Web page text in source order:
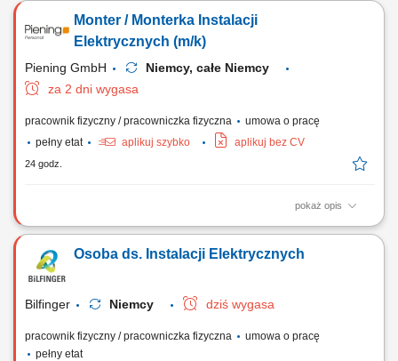
rozdzielnic i szaf sterowniczych.
Monter / Monterka Instalacji
Elektrycznych (m/k)
Piening GmbH
Niemcy, całe Niemcy
za 2 dni wygasa
pracownik fizyczny / pracowniczka fizyczna
umowa o pracę
pełny etat
aplikuj szybko aplikuj bez CV
24 godz.
pokaż opis
Stosunek pracy: stałe zatrudnienie w naszej firmie Czas trwania
Realizacja zadań z zakresu szeroko pojętej elektryki budowlanej,
przemysłowej oraz automatyki. Budowanie systemów sterowania
Osoba ds. Instalacji Elektrycznych
Bilfinger Niemcy dziś wygasa
pracownik fizyczny / pracowniczka fizyczna
umowa o pracę
pełny etat